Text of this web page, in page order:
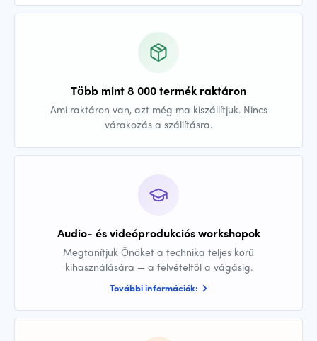
Több mint 8 000 termék raktáron
Ami raktáron van, azt még ma kiszállítjuk. Nincs
várakozás a szállításra.
Audio- és videóprodukciós workshopok
Megtanítjuk Önöket a technika teljes körű
kihasználására — a felvételtől a vágásig.
További információk: